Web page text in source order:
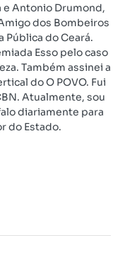
e Antonio Drumond,
dos Bombeiros
Pública do Ceará.
Esso pelo caso
Também assinei a
do O POVO. Fui
Atualmente, sou
diariamente para
do Estado.